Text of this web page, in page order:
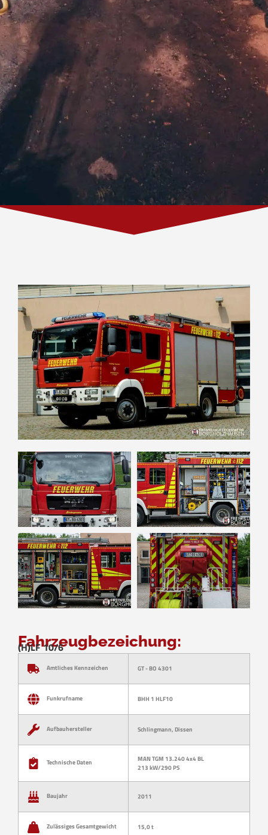
Fahrzeugbezeichung:
(H)LF 10/6
Amtliches Kennzeichen GT - BO 4301
Funkrufname BHH 1 HLF10
Aufbauhersteller Schlingmann, Dissen
Technische Daten
MAN TGM 13.240 4x4 BL
213 kW/290 PS
Baujahr 2011
Zulässiges Gesamtgewicht 15,0 t